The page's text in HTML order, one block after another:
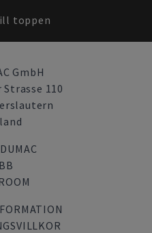
toppen
GmbH
110